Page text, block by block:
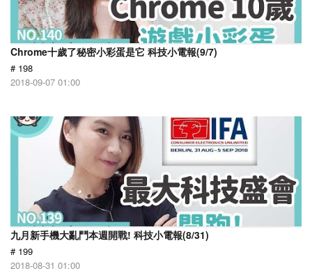
Chrome十歲了秘密小彩蛋是它 科技小電報(9/7)
# 198
2018-09-07 01:00
九月新手機大亂鬥本週開戰! 科技小電報(8/31)
# 199
2018-08-31 01:00